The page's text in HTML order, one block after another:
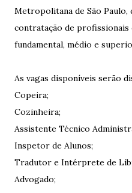
Metropolitana de São
contratação de profissionais
fundamental, médio e
As vagas disponíveis serão
Copeira;
Cozinheira;
Assistente Técnico
Inspetor de Alunos;
Tradutor e Intérprete de
Advogado;